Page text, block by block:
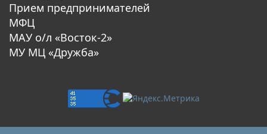
Прием предпринимателей
МФЦ
МАУ о/л «Восток-2»
МУ МЦ «Дружба»